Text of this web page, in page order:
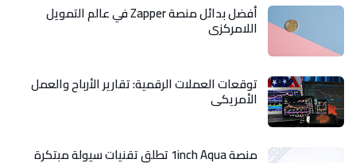
أفضل بدائل منصة Zapper في عالم التمويل
اللامركزي
توقعات العملات الرقمية: تقارير الأرباح والعمل
الأمريكي
منصة 1inch Aqua تطلق تقنيات سيولة مبتكرة